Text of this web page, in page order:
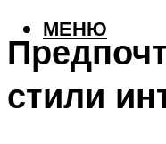
МЕНЮ
стили